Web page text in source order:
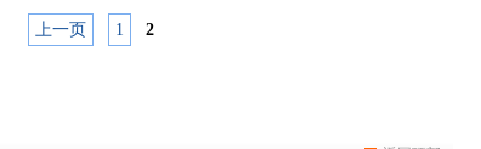
上一页 1 2